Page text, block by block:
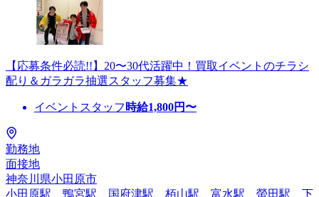
【応募条件必読!!】20〜30代活躍中！買取イベントのチラシ
配り＆ガラガラ抽選スタッフ募集★
イベントスタッフ 時給1,800円〜
勤務地
面接地
神奈川県小田原市
小田原駅、鴨宮駅、国府津駅、栢山駅、富水駅、螢田駅、下